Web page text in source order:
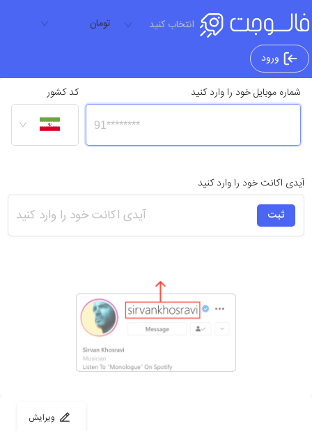
انتخاب کنید تومان
ورود
شماره موبایل خود را وارد کنید کد کشور
آیدی اکانت خود را وارد کنید
ثبت
ویرایش